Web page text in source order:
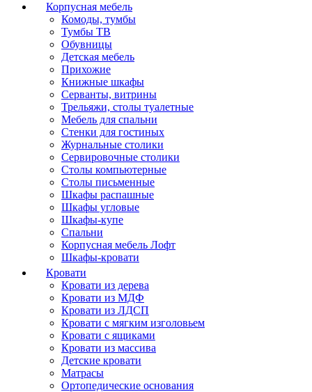
Корпусная мебель
Комоды, тумбы
Тумбы ТВ
Обувницы
Детская мебель
Прихожие
Книжные шкафы
Серванты, витрины
Трельяжи, столы туалетные
Мебель для спальни
Стенки для гостиных
Журнальные столики
Сервировочные столики
Столы компьютерные
Столы письменные
Шкафы распашные
Шкафы угловые
Шкафы-купе
Спальни
Корпусная мебель Лофт
Шкафы-кровати
Кровати
Кровати из дерева
Кровати из МДФ
Кровати из ЛДСП
Кровати с мягким изголовьем
Кровати с ящиками
Кровати из массива
Детские кровати
Матрасы
Ортопедические основания